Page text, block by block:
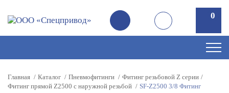
0
0
Главная Каталог Пневмофитинги
Фитинг резьбовой Z серии
Фитинг прямой Z2500 с наружной резьбой
SF-Z2500 3/8 Фитинг